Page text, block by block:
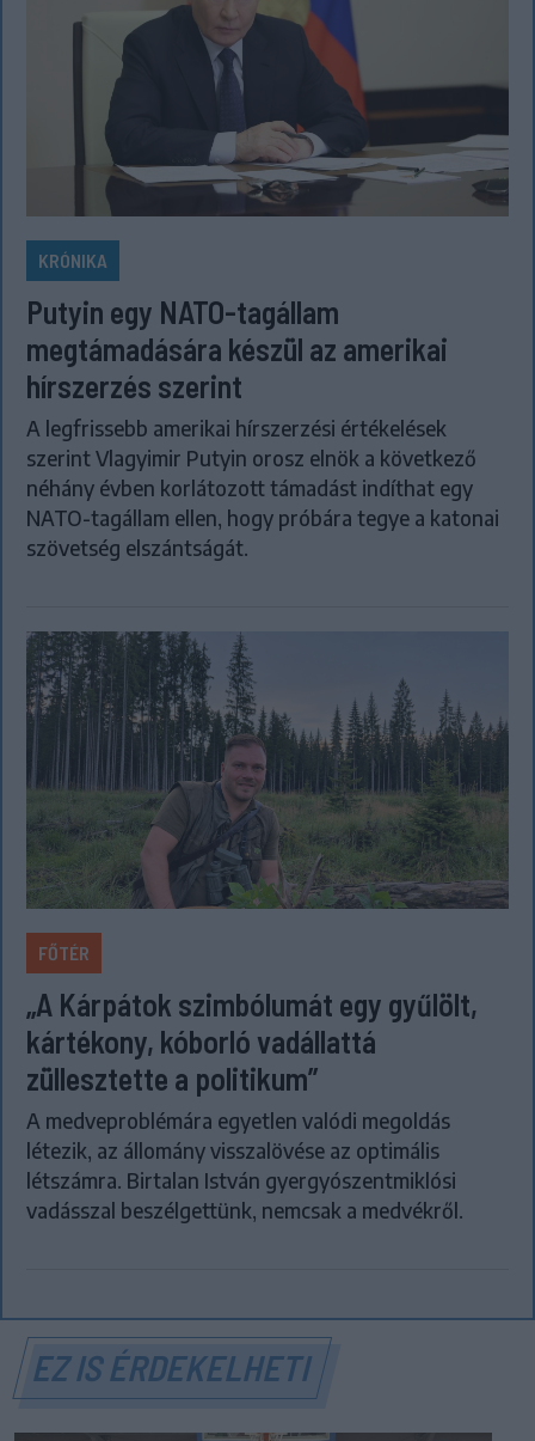
KRÓNIKA
Putyin egy NATO-tagállam
megtámadására készül az amerikai
hírszerzés szerint
A legfrissebb amerikai hírszerzési értékelések
szerint Vlagyimir Putyin orosz elnök a következő
néhány évben korlátozott támadást indíthat egy
NATO-tagállam ellen, hogy próbára tegye a katonai
szövetség elszántságát.
FŐTÉR
„A Kárpátok szimbólumát egy gyűlölt,
kártékony, kóborló vadállattá
züllesztette a politikum”
A medveproblémára egyetlen valódi megoldás
létezik, az állomány visszalövése az optimális
létszámra. Birtalan István gyergyószentmiklósi
vadásszal beszélgettünk, nemcsak a medvékről.
EZ IS ÉRDEKELHETI